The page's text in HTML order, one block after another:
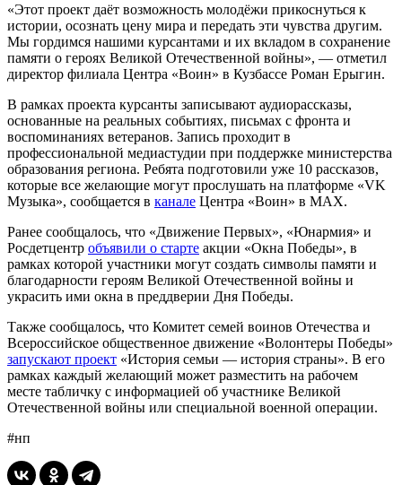
«Этот проект даёт возможность молодёжи прикоснуться к
истории, осознать цену мира и передать эти чувства другим.
Мы гордимся нашими курсантами и их вкладом в сохранение
памяти о героях Великой Отечественной войны», — отметил
директор филиала Центра «Воин» в Кузбассе Роман Ерыгин.
В рамках проекта курсанты записывают аудиорассказы,
основанные на реальных событиях, письмах с фронта и
воспоминаниях ветеранов. Запись проходит в
профессиональной медиастудии при поддержке министерства
образования региона. Ребята подготовили уже 10 рассказов,
которые все желающие могут прослушать на платформе «VK
Музыка», сообщается в канале Центра «Воин» в МАХ.
Ранее сообщалось, что «Движение Первых», «Юнармия» и
Росдетцентр объявили о старте акции «Окна Победы», в
рамках которой участники могут создать символы памяти и
благодарности героям Великой Отечественной войны и
украсить ими окна в преддверии Дня Победы.
Также сообщалось, что Комитет семей воинов Отечества и
Всероссийское общественное движение «Волонтеры Победы»
запускают проект «История семьи — история страны». В его
рамках каждый желающий может разместить на рабочем
месте табличку с информацией об участнике Великой
Отечественной войны или специальной военной операции.
#нп